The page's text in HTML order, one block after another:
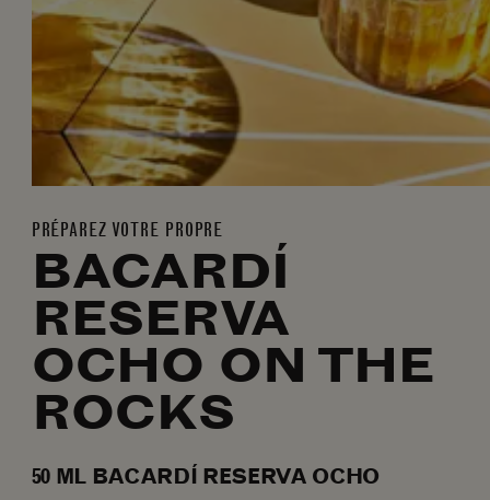
PRÉPAREZ VOTRE PROPRE
BACARDÍ
RESERVA
OCHO ON THE
ROCKS
50 ML BACARDÍ RESERVA OCHO